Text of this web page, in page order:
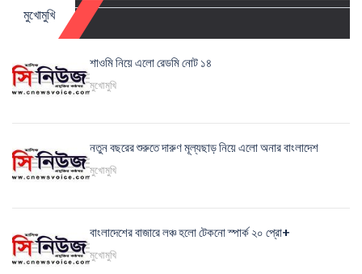
মুখোমুখি
শাওমি নিয়ে এলো রেডমি নোট ১৪
মুখোমুখি
নতুন বছরের শুরুতে দারুণ মূল্যছাড় নিয়ে এলো অনার বাংলাদেশ
মুখোমুখি
বাংলাদেশের বাজারে লঞ্চ হলো টেকনো স্পার্ক ২০ প্রো+
মুখোমুখি